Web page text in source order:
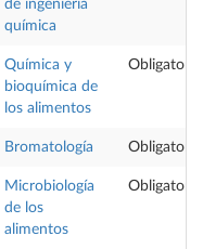
de ingeniería
química
Química y
bioquímica de
los alimentos
Obligatoria
Bromatología Obligatoria
Microbiología
de los
alimentos
Obligatoria